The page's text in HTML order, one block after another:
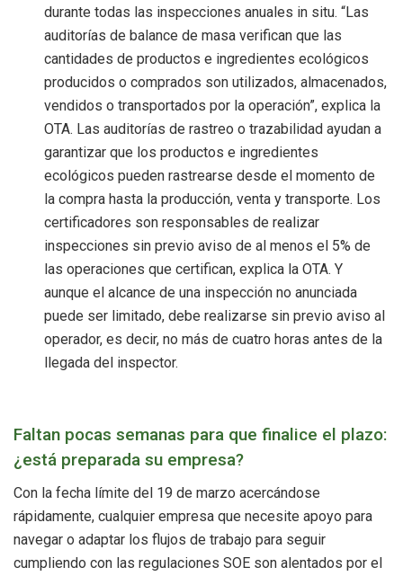
durante todas las inspecciones anuales in situ. “Las
auditorías de balance de masa verifican que las
cantidades de productos e ingredientes ecológicos
producidos o comprados son utilizados, almacenados,
vendidos o transportados por la operación”, explica la
OTA. Las auditorías de rastreo o trazabilidad ayudan a
garantizar que los productos e ingredientes
ecológicos pueden rastrearse desde el momento de
la compra hasta la producción, venta y transporte. Los
certificadores son responsables de realizar
inspecciones sin previo aviso de al menos el 5% de
las operaciones que certifican, explica la OTA. Y
aunque el alcance de una inspección no anunciada
puede ser limitado, debe realizarse sin previo aviso al
operador, es decir, no más de cuatro horas antes de la
llegada del inspector.
Faltan pocas semanas para que finalice el plazo:
¿está preparada su empresa?
Con la fecha límite del 19 de marzo acercándose
rápidamente, cualquier empresa que necesite apoyo para
navegar o adaptar los flujos de trabajo para seguir
cumpliendo con las regulaciones SOE son alentados por el